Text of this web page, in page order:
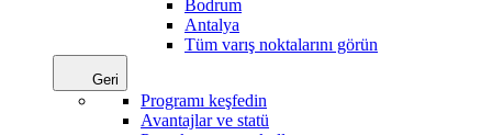
Bodrum
Antalya
Tüm varış noktalarını görün
Geri
Programı keşfedin
Avantajlar ve statü